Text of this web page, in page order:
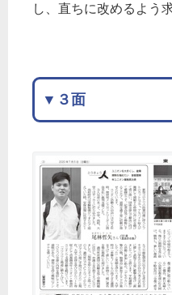
し、直ちに改めるよう
▼３面